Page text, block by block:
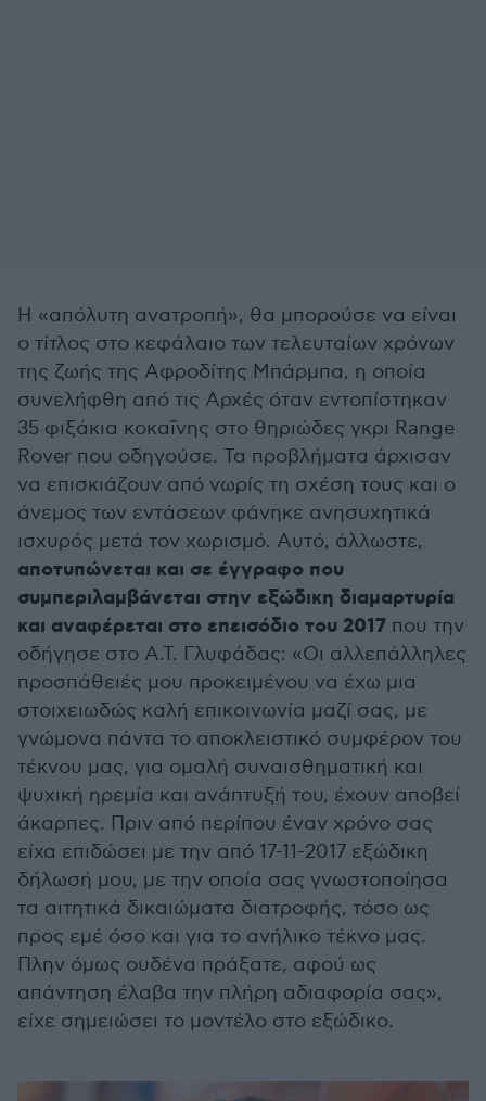
Η «απόλυτη ανατροπή», θα μπορούσε να είναι
ο τίτλος στο κεφάλαιο των τελευταίων χρόνων
της ζωής της Αφροδίτης Μπάρμπα, η οποία
συνελήφθη από τις Αρχές όταν εντοπίστηκαν
35 φιξάκια κοκαΐνης στο θηριώδες γκρι Range
Rover που οδηγούσε. Τα προβλήματα άρχισαν
να επισκιάζουν από νωρίς τη σχέση τους και ο
άνεμος των εντάσεων φάνηκε ανησυχητικά
ισχυρός μετά τον χωρισμό. Αυτό, άλλωστε,
αποτυπώνεται και σε έγγραφο που
συμπεριλαμβάνεται στην εξώδικη διαμαρτυρία
και αναφέρεται στο επεισόδιο του 2017 που την
οδήγησε στο Α.Τ. Γλυφάδας: «Οι αλλεπάλληλες
προσπάθειές μου προκειμένου να έχω μια
στοιχειωδώς καλή επικοινωνία μαζί σας, με
γνώμονα πάντα το αποκλειστικό συμφέρον του
τέκνου μας, για ομαλή συναισθηματική και
ψυχική ηρεμία και ανάπτυξή του, έχουν αποβεί
άκαρπες. Πριν από περίπου έναν χρόνο σας
είχα επιδώσει με την από 17-11-2017 εξώδικη
δήλωσή μου, με την οποία σας γνωστοποίησα
τα αιτητικά δικαιώματα διατροφής, τόσο ως
προς εμέ όσο και για το ανήλικο τέκνο μας.
Πλην όμως ουδένα πράξατε, αφού ως
απάντηση έλαβα την πλήρη αδιαφορία σας»,
είχε σημειώσει το μοντέλο στο εξώδικο.